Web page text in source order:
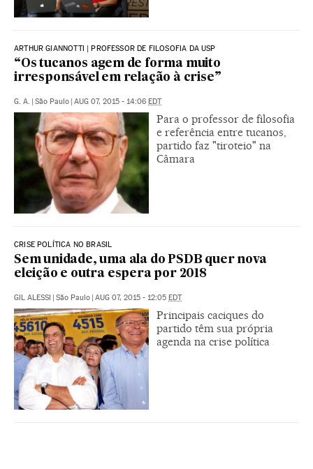
ARTHUR GIANNOTTI | PROFESSOR DE FILOSOFIA DA USP
“Os tucanos agem de forma muito
irresponsável em relação à crise”
G. A. | São Paulo | AUG 07, 2015 - 14:06 EDT
Para o professor de filosofia
e referência entre tucanos,
partido faz "tiroteio" na
Câmara
CRISE POLÍTICA NO BRASIL
Sem unidade, uma ala do PSDB quer nova
eleição e outra espera por 2018
GIL ALESSI | São Paulo | AUG 07, 2015 - 12:05 EDT
Principais caciques do
partido têm sua própria
agenda na crise política